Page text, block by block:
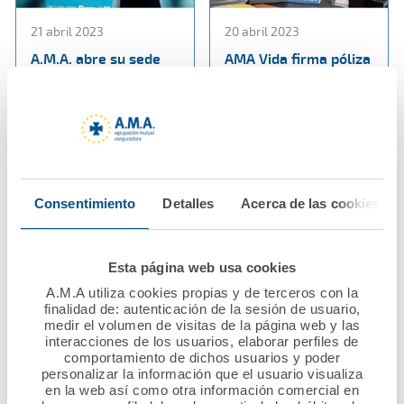
Consentimiento Detalles Acerca de las cookies
Esta página web usa cookies
A.M.A utiliza cookies propias y de terceros con la
finalidad de: autenticación de la sesión de usuario,
medir el volumen de visitas de la página web y las
interacciones de los usuarios, elaborar perfiles de
comportamiento de dichos usuarios y poder
personalizar la información que el usuario visualiza
en la web así como otra información comercial en
21 abril 2023
A.M.A. abre su sede
Diario Médico un siglo
comprometidos con la
Ver noticia
20 abril 2023
AMA Vida firma póliza